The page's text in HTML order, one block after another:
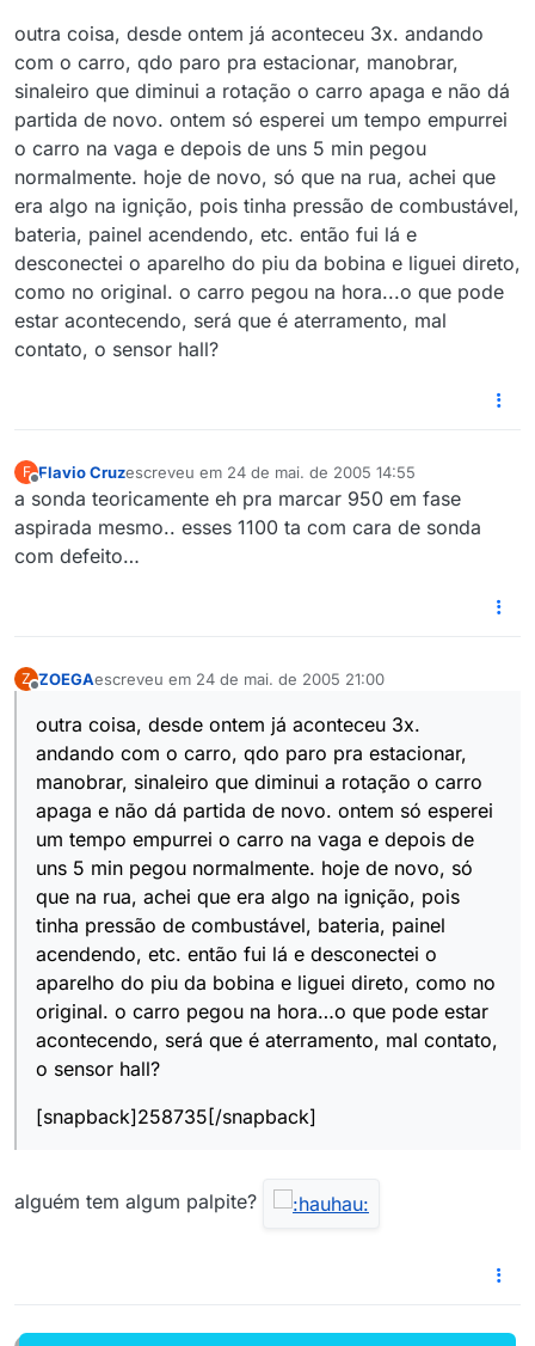
outra coisa, desde ontem já aconteceu 3x. andando
com o carro, qdo paro pra estacionar, manobrar,
sinaleiro que diminui a rotação o carro apaga e não dá
partida de novo. ontem só esperei um tempo empurrei
o carro na vaga e depois de uns 5 min pegou
normalmente. hoje de novo, só que na rua, achei que
era algo na ignição, pois tinha pressão de combustável,
bateria, painel acendendo, etc. então fui lá e
desconectei o aparelho do piu da bobina e liguei direto,
como no original. o carro pegou na hora...o que pode
estar acontecendo, será que é aterramento, mal
contato, o sensor hall?
F
Offline
Flavio Cruzescreveu em 24 de mai. de 2005 14:55
última edição por
a sonda teoricamente eh pra marcar 950 em fase
aspirada mesmo.. esses 1100 ta com cara de sonda
com defeito…
Z ZOEGAescreveu em 24 de mai. de 2005 21:00
última edição por
outra coisa, desde ontem já aconteceu 3x.
andando com o carro, qdo paro pra estacionar,
manobrar, sinaleiro que diminui a rotação o carro
apaga e não dá partida de novo. ontem só esperei
um tempo empurrei o carro na vaga e depois de
uns 5 min pegou normalmente. hoje de novo, só
que na rua, achei que era algo na ignição, pois
tinha pressão de combustável, bateria, painel
acendendo, etc. então fui lá e desconectei o
aparelho do piu da bobina e liguei direto, como no
original. o carro pegou na hora…o que pode estar
acontecendo, será que é aterramento, mal contato,
o sensor hall?
[snapback]258735[/snapback]
alguém tem algum palpite?